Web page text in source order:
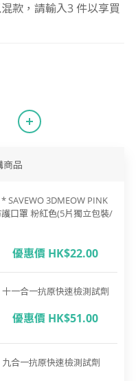
款，請輸入3 件以享買
商品
SAVEWO 3DMEOW PINK
口罩 粉紅色(5片獨立包裝/
優惠價 HK$22.00
一合一抗原快速檢測試劑
優惠價 HK$51.00
合一抗原快速檢測試劑